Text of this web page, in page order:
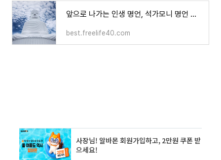
앞으로 나가는 인생 명언, 석가모니 명언 몇 가지.
best.freelife40.com